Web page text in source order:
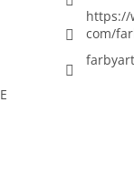
https://
com/